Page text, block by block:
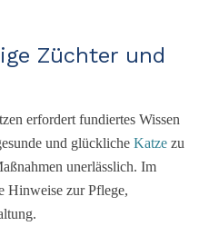
Züchter und
erfordert fundiertes Wissen
und glückliche Katze zu
unerlässlich. Im
Hinweise zur Pflege,